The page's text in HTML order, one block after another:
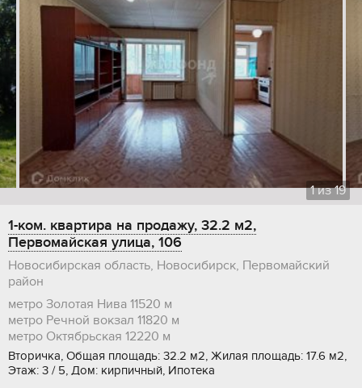
1из19
1-ком. квартира на продажу, 32.2 м2,
Первомайская улица, 106
Новосибирская область, Новосибирск, Первомайский
район
метро Золотая Нива 11520 м
метро Речной вокзал 11820 м
метро Октябрьская 12220 м
Вторичка, Общая площадь: 32.2 м2, Жилая площадь: 17.6 м2,
Этаж: 3 / 5, Дом: кирпичный, Ипотека